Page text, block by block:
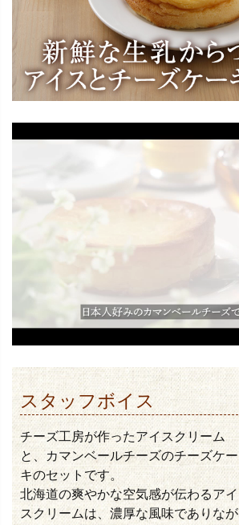
スタッフボイス
チーズ工房が作ったアイスクリーム
と、カマンベールチーズのチーズケー
キのセットです。
北海道の爽やかな空気感が伝わるアイ
スクリームは、濃厚な風味でありなが